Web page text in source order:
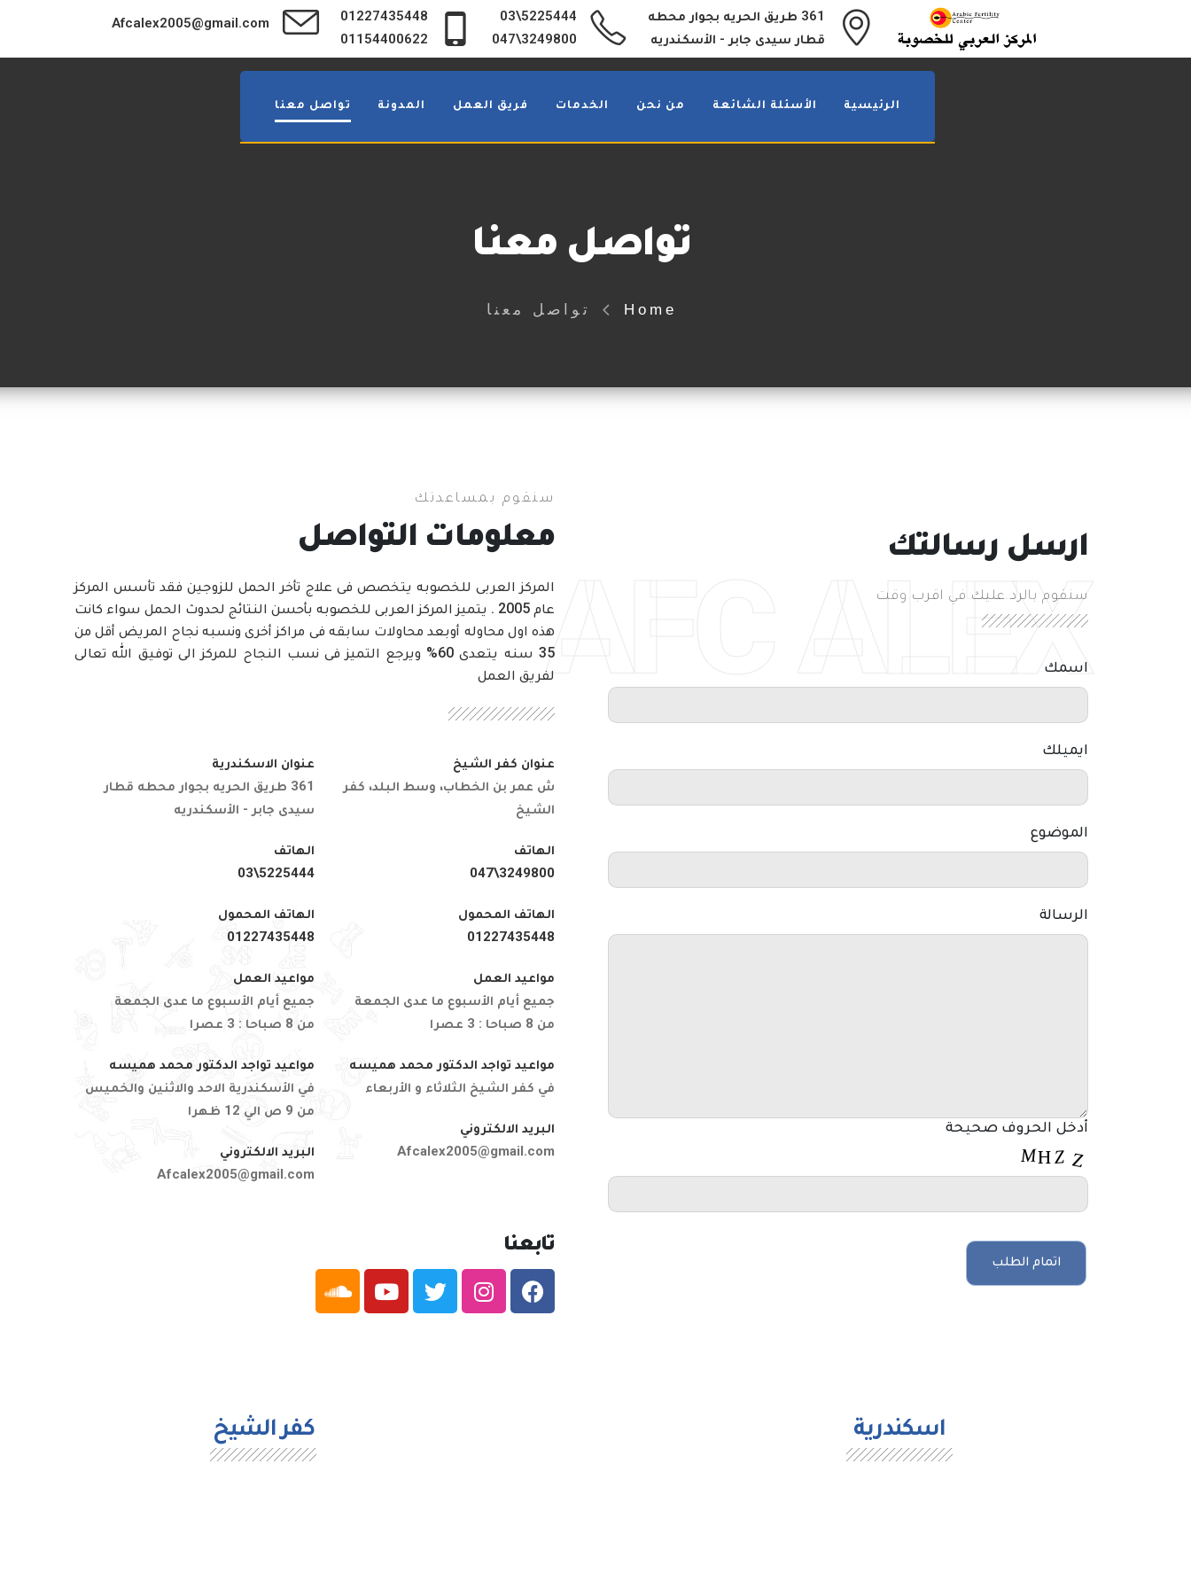
361 طريق الحريه بجوار محطه
قطار سيدى جابر - الأسكندريه
5225444\03
3249800\047
01227435448
01154400622
Afcalex2005@gmail.com
الرئيسية الأسئلة الشائعة من نحن الخدمات فريق العمل المدونة تواصل معنا
تواصل معنا
Home تواصل معنا
ارسل رسالتك
سنقوم بالرد عليك في اقرب وقت
AFC ALEX
اسمك
ايميلك
الموضوع
الرسالة
أدخل الحروف صحيحة
سنقوم بمساعدتك
معلومات التواصل
المركز العربى للخصوبه يتخصص فى علاج تأخر الحمل للزوجين فقد تأسس المركز
عام 2005 . يتميز المركز العربى للخصوبه بأحسن النتائج لحدوث الحمل سواء كانت
هذه اول محاوله أوبعد محاولات سابقه فى مراكز أخرى ونسبه نجاح المريض أقل من
35 سنه يتعدى 60% ويرجع التميز فى نسب النجاح للمركز الى توفيق الله تعالى
لفريق العمل
عنوان كفر الشيخ
ش عمر بن الخطاب، وسط البلد، كفر
الشيخ
الهاتف
3249800\047
الهاتف المحمول
01227435448
مواعيد العمل
جميع أيام الأسبوع ما عدى الجمعة
من 8 صباحا : 3 عصرا
مواعيد تواجد الدكتور محمد هميسه
في كفر الشيخ الثلاثاء و الأربعاء
البريد الالكتروني
Afcalex2005@gmail.com
عنوان الاسكندرية
361 طريق الحريه بجوار محطه قطار
سيدى جابر - الأسكندريه
الهاتف
5225444\03
الهاتف المحمول
01227435448
مواعيد العمل
جميع أيام الأسبوع ما عدى الجمعة
من 8 صباحا : 3 عصرا
مواعيد تواجد الدكتور محمد هميسه
في الأسكندرية الاحد والاثنين والخميس
من 9 ص الي 12 ظهرا
البريد الالكتروني
Afcalex2005@gmail.com
تابعنا
اسكندرية كفر الشيخ